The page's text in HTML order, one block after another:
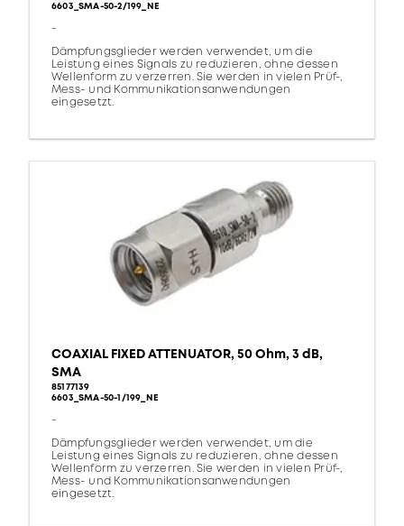
6603_SMA-50-2/199_NE
-
Dämpfungsglieder werden verwendet, um die
Leistung eines Signals zu reduzieren, ohne dessen
Wellenform zu verzerren. Sie werden in vielen Prüf-,
Mess- und Kommunikationsanwendungen
eingesetzt.
COAXIAL FIXED ATTENUATOR, 50 Ohm, 3 dB,
SMA
85177139
6603_SMA-50-1/199_NE
-
Dämpfungsglieder werden verwendet, um die
Leistung eines Signals zu reduzieren, ohne dessen
Wellenform zu verzerren. Sie werden in vielen Prüf-,
Mess- und Kommunikationsanwendungen
eingesetzt.